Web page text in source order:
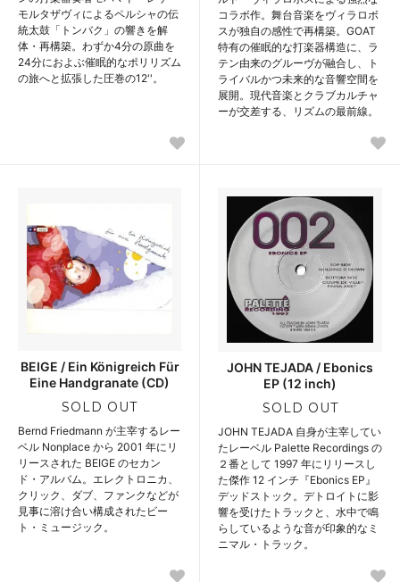
モルタザヴィによるペルシャの伝
統太鼓「トンバク」の響きを解
体・再構築。わずか4分の原曲を
24分におよぶ催眠的なポリリズム
の旅へと拡張した圧巻の12''。
コラボ作。舞台音楽をヴィラロボ
スが独自の感性で再構築。GOAT
特有の催眠的な打楽器構造に、ラ
テン由来のグルーヴが融合し、ト
ライバルかつ未来的な音響空間を
展開。現代音楽とクラブカルチャ
ーが交差する、リズムの最前線。
BEIGE / Ein Königreich Für
Eine Handgranate (CD)
SOLD OUT
Bernd Friedmann が主宰するレー
ベル Nonplace から 2001 年にリ
リースされた BEIGE のセカン
ド・アルバム。エレクトロニカ、
クリック、ダブ、ファンクなどが
見事に溶け合い構成されたビー
ト・ミュージック。
JOHN TEJADA / Ebonics
EP (12 inch)
SOLD OUT
JOHN TEJADA 自身が主宰してい
たレーベル Palette Recordings の
２番として 1997 年にリリースし
た傑作 12 インチ『Ebonics EP』
デッドストック。デトロイトに影
響を受けたトラックと、水中で鳴
らしているような音が印象的なミ
ニマル・トラック。